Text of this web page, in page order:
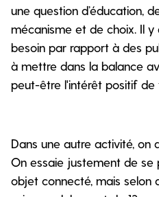
une question d’éducation,
mécanisme et de choix. Il y
besoin par rapport à des
à mettre dans la balance
peut-être l'intérêt positif de
Dans une autre activité, on
On essaie justement de se
objet connecté, mais selon